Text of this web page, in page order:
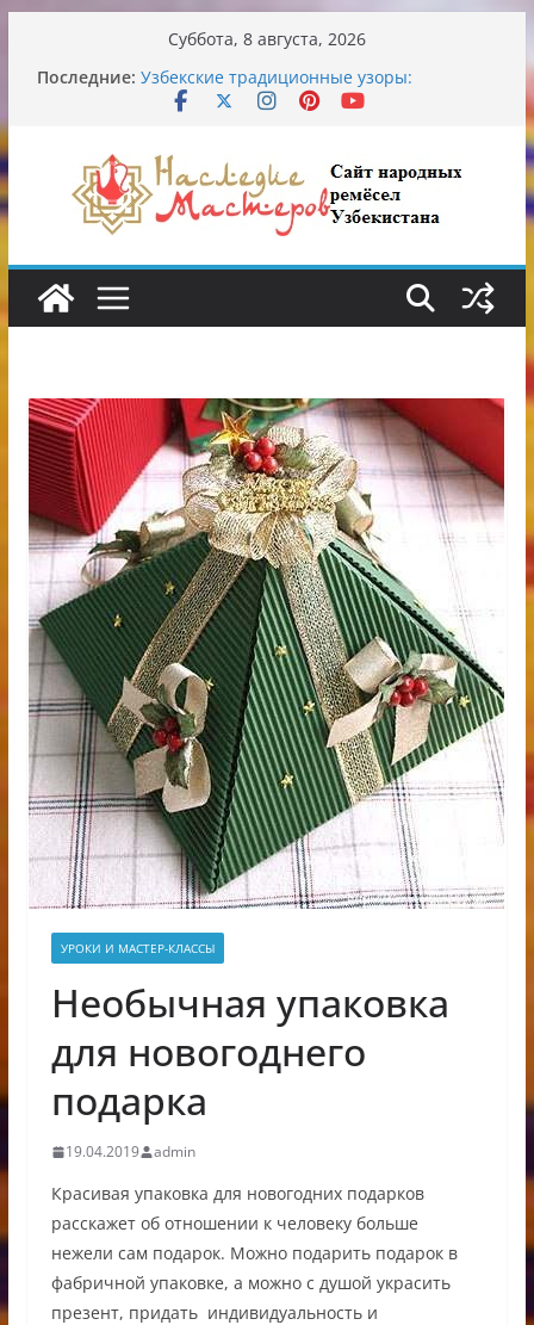
содержимому
Суббота, 8 августа, 2026
Последние: Узбекские традиционные узоры:
символика и происхождение
Опасная диета Алины Загитовой
От знахарей до университетских клиник
Обрушение на одном из ключевых
перекрёстков Ташкента: перекрыт
путепровод на Буюк Ипак Йули
УРОКИ И МАСТЕР-КЛАССЫ
Необычная упаковка
для новогоднего
подарка
19.04.2019 admin
Красивая упаковка для новогодних подарков
расскажет об отношении к человеку больше
нежели сам подарок. Можно подарить подарок в
фабричной упаковке, а можно с душой украсить
презент, придать индивидуальность и